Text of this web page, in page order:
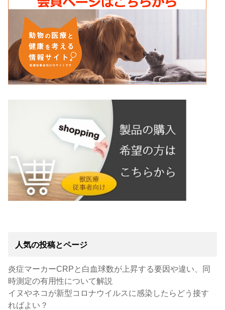
人気の投稿とページ
炎症マーカーCRPと白血球数が上昇する要因や違い、同
時測定の有用性について解説
イヌやネコが新型コロナウイルスに感染したらどう接す
ればよい？